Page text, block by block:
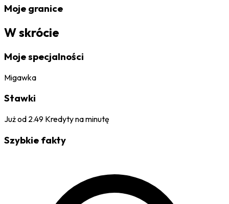
Moje granice
W skrócie
Moje specjalności
Migawka
Stawki
Już od 2.49 Kredyty na minutę
Szybkie fakty